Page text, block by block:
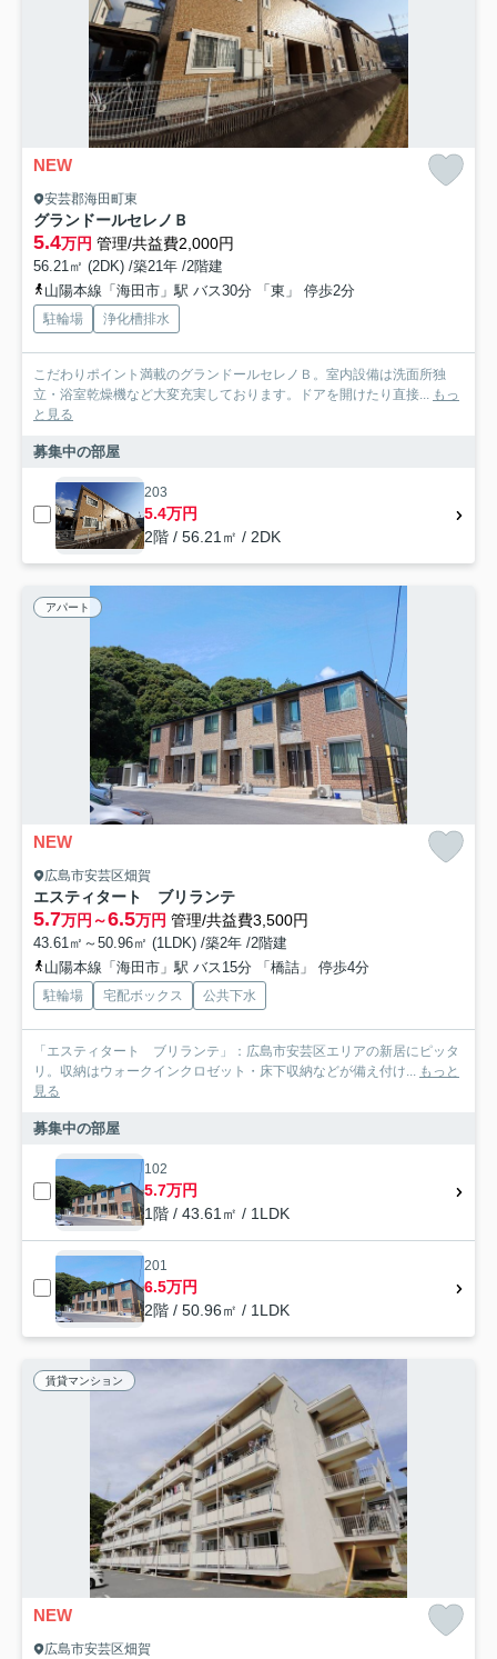
NEW
安芸郡海田町東
グランドールセレノＢ
5.4万円 管理/共益費2,000円
56.21㎡ (2DK) /築21年 /2階建
山陽本線「海田市」駅 バス30分 「東」 停歩2分
駐輪場 浄化槽排水
こだわりポイント満載のグランドールセレノＢ。室内設備は洗面所独
立・浴室乾燥機など大変充実しております。ドアを開けたり直接... もっ
と見る
募集中の部屋
203
5.4万円
2階 / 56.21㎡ / 2DK
アパート
NEW
広島市安芸区畑賀
エスティタート ブリランテ
5.7万円～6.5万円 管理/共益費3,500円
43.61㎡～50.96㎡ (1LDK) /築2年 /2階建
山陽本線「海田市」駅 バス15分 「橋詰」 停歩4分
駐輪場 宅配ボックス 公共下水
「エスティタート ブリランテ」：広島市安芸区エリアの新居にピッタ
リ。収納はウォークインクロゼット・床下収納などが備え付け... もっと
見る
募集中の部屋
102
5.7万円
1階 / 43.61㎡ / 1LDK
201
6.5万円
2階 / 50.96㎡ / 1LDK
賃貸マンション
NEW
広島市安芸区畑賀